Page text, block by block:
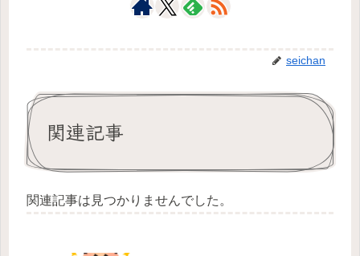
seichan
関連記事
関連記事は見つかりませんでした。